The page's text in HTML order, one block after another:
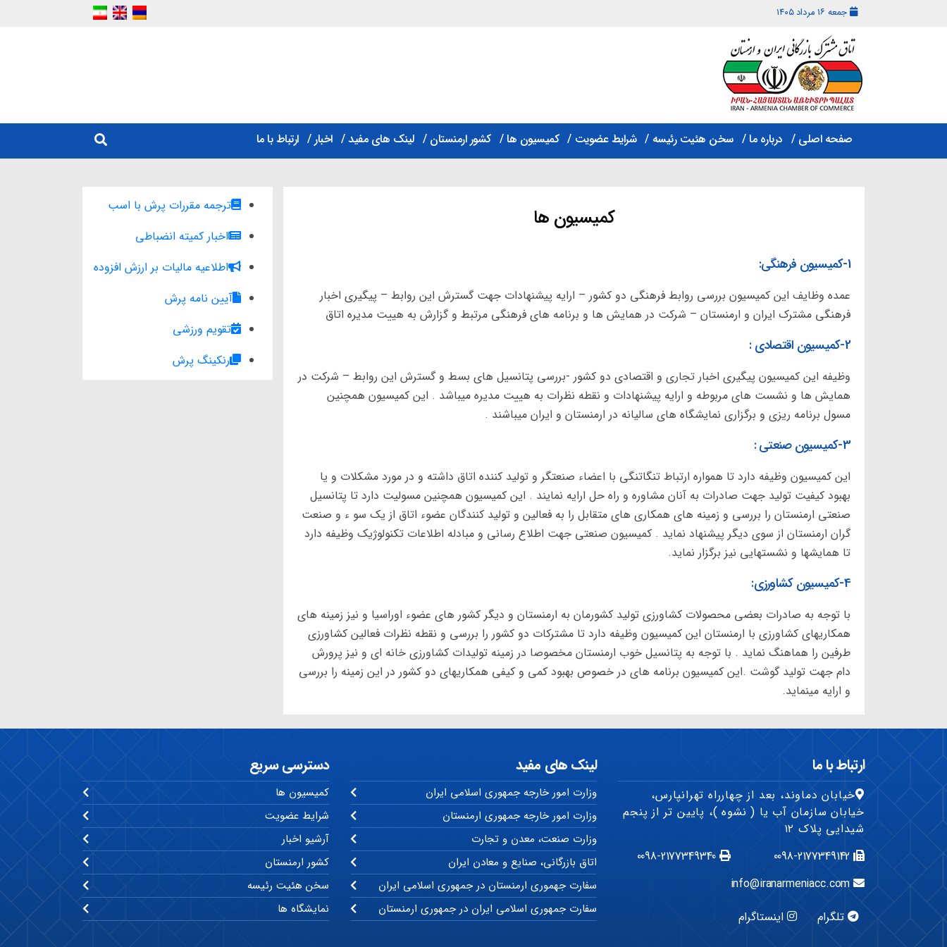
جمعه ۱۶ مرداد ۱۴۰۵
بازرگانی
ایران
ارمنستان
صفحه اصلی درباره ما سخن هئیت رئیسه شرایط عضویت کمیسیون ها کشور ارمنستان لینک های مفید اخبار ارتباط با ما
کمیسیون ها
1-کمیسیون فرهنگی:
عمده وظایف این کمیسیون بررسی روابط فرهنگی دو کشور – ارایه پیشنهادات جهت گسترش این روابط – پیگیری اخبار
فرهنگی مشترک ایران و ارمنستان – شرکت در همایش ها و برنامه های فرهنگی مرتبط و گزارش به هییت مدیره اتاق
2-کمیسیون اقتصادی :
وظیفه این کمیسیون پیگیری اخبار تجاری و اقتصادی دو کشور -بررسی پتانسیل های بسط و گسترش این روابط – شرکت در
همایش ها و نشست های مربوطه و ارایه پیشنهادات و نقطه نظرات به هییت مدیره میباشد . این کمیسیون همچنین
مسول برنامه ریزی و برگزاری نمایشگاه های سالیانه در ارمنستان و ایران میباشند .
3-کمیسیون صنعتی :
این کمیسیون وظیفه دارد تا همواره ارتباط تنگاتنگی با اعضاء صنعتگر و تولید کننده اتاق داشته و در مورد مشکلات و یا
بهبود کیفیت تولید جهت صادرات به آنان مشاوره و راه حل ارایه نمایند . این کمیسیون همچنین مسولیت دارد تا پتانسیل
صنعتی ارمنستان را بررسی و زمینه های همکاری های متقابل را به فعالین و تولید کنندگان عضوء اتاق از یک سو ء و صنعت
گران ارمنستان از سوی دیگر پیشنهاد نماید . کمیسیون صنعتی جهت اطلاع رسانی و مبادله اطلاعات تکنولوژیک وظیفه دارد
تا همایشها و نشستهایی نیز برگزار نماید.
4-کمیسیون کشاورزی:
با توجه به صادرات بعضی محصولات کشاورزی تولید کشورمان به ارمنستان و دیگر کشور های عضوء اوراسیا و نیز زمینه های
همکاریهای کشاورزی با ارمنستان این کمیسیون وظیفه دارد تا مشترکات دو کشور را بررسی و نقطه نظرات فعالین کشاورزی
طرفین را هماهنگ نماید . با توجه به پتانسیل خوب ارمنستان مخصوصا در زمینه تولیدات کشاورزی خانه ای و نیز پرورش
دام جهت تولید گوشت .این کمیسیون برنامه های در خصوص بهبود کمی و کیفی همکاریهای دو کشور در این زمینه را بررسی
و ارایه مینماید.
ترجمه مقررات پرش با اسب
اخبار کمیته انضباطی
اطلاعیه مالیات بر ارزش افزوده
آیین نامه پرش
تقویم ورزشی
رنکینگ پرش
ارتباط با ما
خیابان دماوند، بعد از چهارراه تهرانپارس،
خیابان سازمان آب یا ( نشوه )، پایین تر از پنجم
شیدایی پلاک ۱۲
0098-2177349142
0098-2177349340
info@iranarmeniacc.com
تلگرام
اینستاگرام
لینک های مفید
وزارت امور خارجه جمهوری اسلامی ایران
وزارت امور خارجه جمهوری ارمنستان
وزارت صنعت، معدن و تجارت
اتاق بازرگانی، صنایع و معادن ایران
سفارت جهموری ارمنستان در جمهوری اسلامی ایران
سفارت جمهوری اسلامی ایران در جمهوری ارمنستان
دسترسی سریع
کمیسیون ها
شرایط عضویت
آرشیو اخبار
کشور ارمنستان
سخن هئیت رئیسه
نمایشگاه ها